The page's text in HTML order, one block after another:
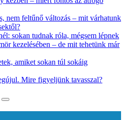
nem feltűnő változás – mit várhatunk
sokan tudnak róla, mégsem lépnek
kezelésében – de mit tehetünk már
amiket sokan túl sokáig
Mire figyeljünk tavasszal?